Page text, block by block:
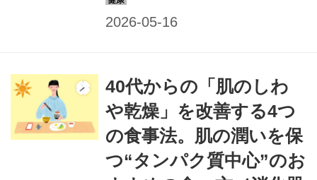
6月号掲載）
40代からの「肌のしわ
や乾燥」を改善する4つ
の食事法。肌の潤いを保
つ“タンパク質中心”のお